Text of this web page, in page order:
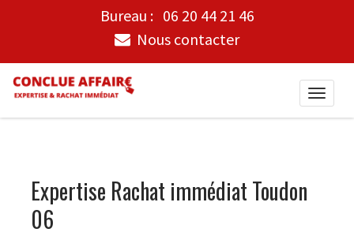
Bureau : 06 20 44 21 46
Nous contacter
Toggle
Expertise Rachat immédiat Toudon
06